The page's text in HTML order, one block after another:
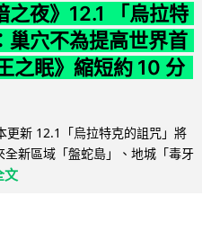
之夜》12.1 「烏拉特
巢穴不為提高世界首
之眠》縮短約 10 分
更新 12.1「烏拉特克的詛咒」將
新區域「盤蛇島」、地城「毒牙
文